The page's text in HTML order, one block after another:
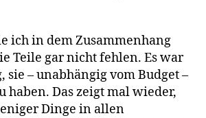
ich in dem Zusammenhang
Teile gar nicht fehlen. Es war
sie – unabhängig vom Budget –
haben. Das zeigt mal wieder,
Dinge in allen